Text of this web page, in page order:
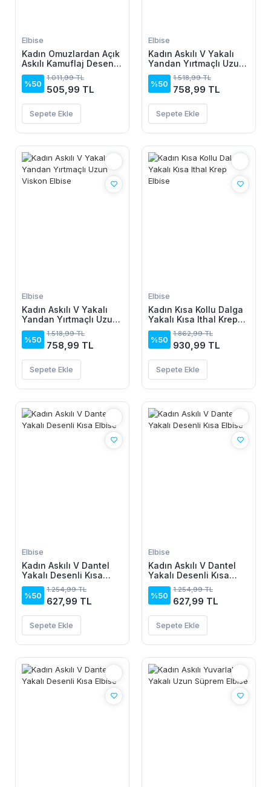
Elbise
Kadın Omuzlardan Açık
Askılı Kamuflaj Desenli
Kısa Süprem Elbise
%50
1.011,99 TL
505,99 TL
Sepete Ekle
Elbise
Kadın Askılı V Yakalı
Yandan Yırtmaçlı Uzun
Viskon Elbise
%50
1.518,99 TL
758,99 TL
Sepete Ekle
Elbise
Kadın Askılı V Yakalı
Yandan Yırtmaçlı Uzun
Viskon Elbise
%50
1.518,99 TL
758,99 TL
Sepete Ekle
Elbise
Kadın Kısa Kollu Dalga
Yakalı Kısa Ithal Krep
Elbise
%50
1.862,99 TL
930,99 TL
Sepete Ekle
Elbise
Kadın Askılı V Dantel
Yakalı Desenli Kısa
Elbise
%50
1.254,99 TL
627,99 TL
Sepete Ekle
Elbise
Kadın Askılı V Dantel
Yakalı Desenli Kısa
Elbise
%50
1.254,99 TL
627,99 TL
Sepete Ekle